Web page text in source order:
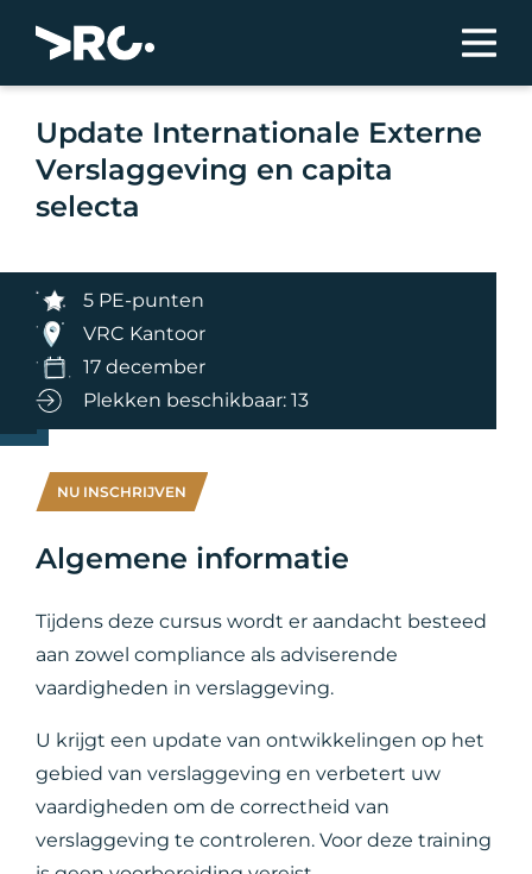
Update Internationale Externe
Verslaggeving en capita
selecta
5 PE-punten
VRC Kantoor
17 december
Plekken beschikbaar: 13
NU INSCHRIJVEN
Algemene informatie
Tijdens deze cursus wordt er aandacht besteed
aan zowel compliance als adviserende
vaardigheden in verslaggeving.
U krijgt een update van ontwikkelingen op het
gebied van verslaggeving en verbetert uw
vaardigheden om de correctheid van
verslaggeving te controleren. Voor deze training